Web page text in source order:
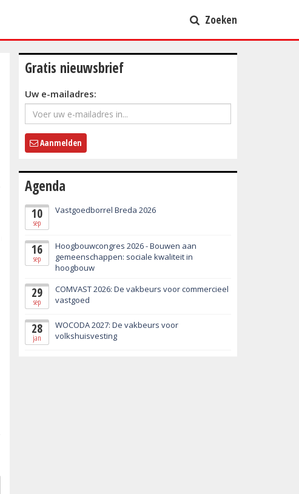
Zoeken
Gratis nieuwsbrief
Uw e-mailadres:
Aanmelden
Agenda
10
sep
Vastgoedborrel Breda 2026
16
sep
Hoogbouwcongres 2026 - Bouwen aan
gemeenschappen: sociale kwaliteit in
hoogbouw
29
sep
COMVAST 2026: De vakbeurs voor commercieel
vastgoed
28
jan
WOCODA 2027: De vakbeurs voor
volkshuisvesting